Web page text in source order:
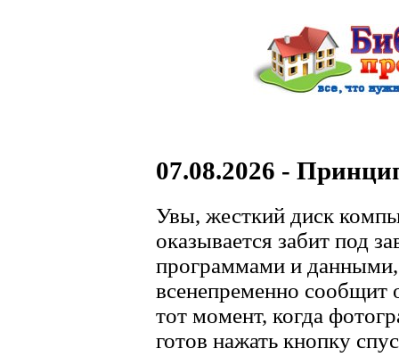
07.08.2026 -
Увы, жесткий диск
оказывается забит под
программами и
всенепременно сообщит
тот момент, когда
готов нажать кнопку